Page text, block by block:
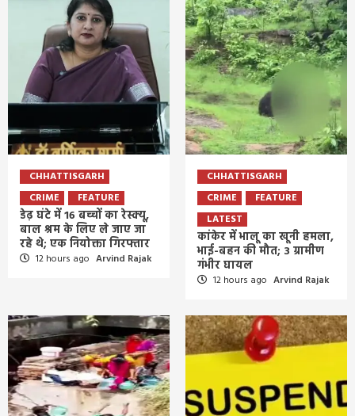
CHHATTISGARH
CRIME
FEATURE
डेढ़ घंटे में 16 बच्चों का रेस्क्यू,
बाल श्रम के लिए ले जाए जा
रहे थे; एक नियोक्ता गिरफ्तार
12 hours ago Arvind Rajak
CHHATTISGARH
CRIME
FEATURE
LATEST
कांकेर में भालू का खूनी हमला,
भाई-बहन की मौत; 3 ग्रामीण
गंभीर घायल
12 hours ago Arvind Rajak